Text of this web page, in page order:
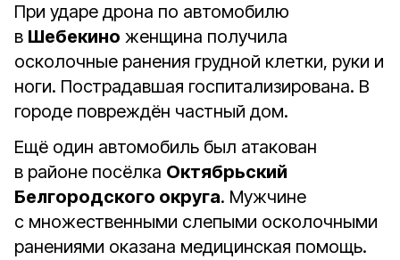
При ударе дрона по автомобилю
в Шебекино женщина получила
осколочные ранения грудной клетки, руки и
ноги. Пострадавшая госпитализирована. В
городе повреждён частный дом.
Ещё один автомобиль был атакован
в районе посёлка Октябрьский
Белгородского округа. Мужчине
с множественными слепыми осколочными
ранениями оказана медицинская помощь.